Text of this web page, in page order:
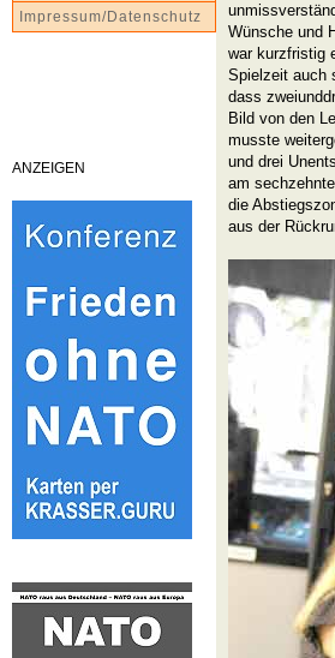
Impressum/Datenschutz
ANZEIGEN
Wünsche und
war kurzfristig
Spielzeit auch
dass
Bild von den
musste
und drei
am
die
aus der